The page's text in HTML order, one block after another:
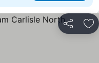
Dela